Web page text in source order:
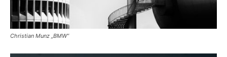
Christian Munz „BMW“